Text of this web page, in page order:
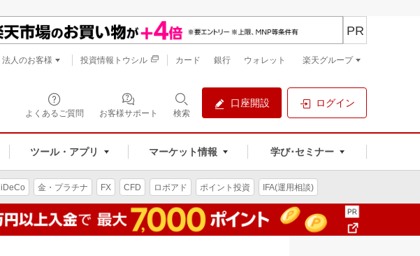
よくあるご質問 お客様サポート 検索
口座開設 ログイン
ツール・アプリ マーケット情報 学び･セミナー
PR
法人のお客様 投資情報トウシル カード 銀行 ウォレット 楽天グループ
iDeCo 金・プラチナ FX CFD ロボアド ポイント投資 IFA(運用相談)